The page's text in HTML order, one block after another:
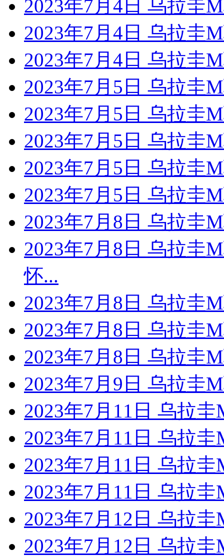
2023年7月4日 乌拉圭
2023年7月4日 乌拉圭
2023年7月4日 乌拉圭
2023年7月5日 乌拉圭
2023年7月5日 乌拉圭
2023年7月5日 乌拉圭
2023年7月5日 乌拉圭
2023年7月5日 乌拉圭
2023年7月8日 乌拉圭
2023年7月8日 乌拉圭
怀...
2023年7月8日 乌拉圭
2023年7月8日 乌拉圭
2023年7月8日 乌拉圭
2023年7月9日 乌拉圭
2023年7月11日 乌拉
2023年7月11日 乌拉
2023年7月11日 乌拉
2023年7月11日 乌拉
2023年7月12日 乌拉
2023年7月12日 乌拉